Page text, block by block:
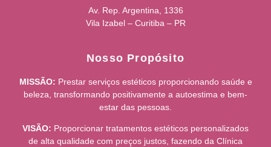
Av. Rep. Argentina, 1336
Vila Izabel – Curitiba – PR
Nosso Propósito
MISSÃO: Prestar serviços estéticos proporcionando saúde e
beleza, transformando positivamente a autoestima e bem-
estar das pessoas.
VISÃO: Proporcionar tratamentos estéticos personalizados
de alta qualidade com preços justos, fazendo da Clínica